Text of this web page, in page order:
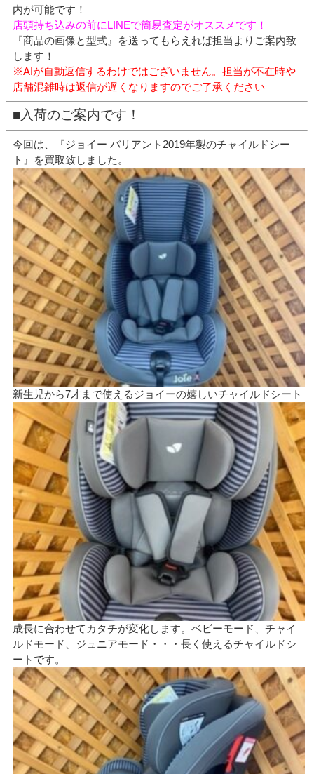
内が可能です！
店頭持ち込みの前にLINEで簡易査定がオススメです！
『商品の画像と型式』を送ってもらえれば担当よりご案内致
します！
※AIが自動返信するわけではございません。担当が不在時や
店舗混雑時は返信が遅くなりますのでご了承ください
■入荷のご案内です！
今回は、『ジョイー バリアント2019年製のチャイルドシー
ト』を買取致しました。
新生児から7才まで使えるジョイーの嬉しいチャイルドシート
成長に合わせてカタチが変化します。ベビーモード、チャイ
ルドモード、ジュニアモード・・・長く使えるチャイルドシ
ートです。